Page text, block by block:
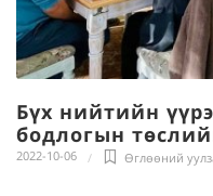
Бүх нийтийн
бодлогын
2022-10-06 Өглөөний